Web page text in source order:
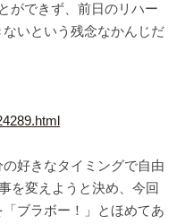
ができず、前日のリハー
いという残念なかんじだ
好きなタイミングで自由
を変えようと決め、今回
ブラボー！」とほめてあ